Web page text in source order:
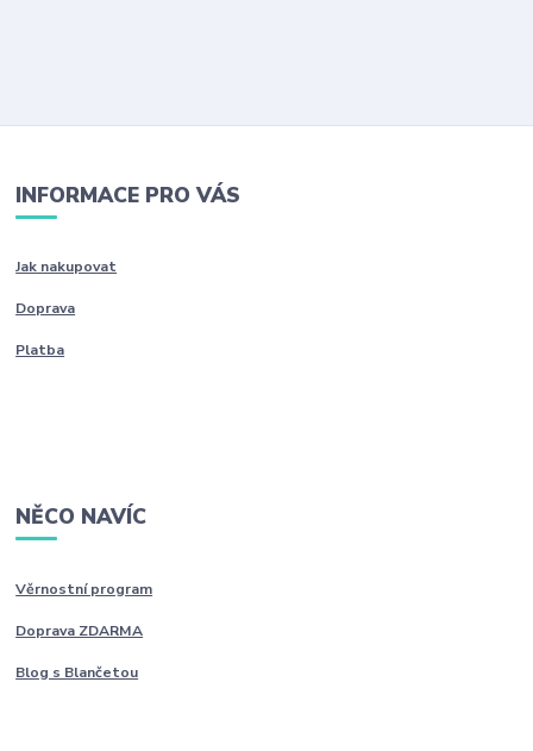
INFORMACE PRO VÁS
Jak nakupovat
Doprava
Platba
NĚCO NAVÍC
Věrnostní program
Doprava ZDARMA
Blog s Blančetou